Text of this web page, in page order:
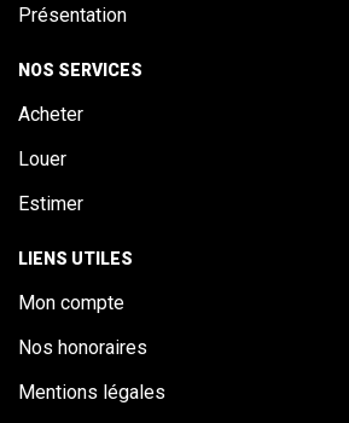
Présentation
NOS SERVICES
Acheter
Louer
Estimer
LIENS UTILES
Mon compte
Nos honoraires
Mentions légales